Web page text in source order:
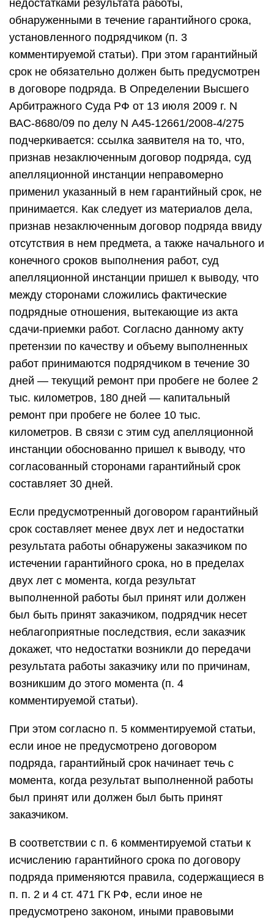
недостатками результата работы,
обнаруженными в течение гарантийного срока,
установленного подрядчиком (п. 3
комментируемой статьи). При этом гарантийный
срок не обязательно должен быть предусмотрен
в договоре подряда. В Определении Высшего
Арбитражного Суда РФ от 13 июля 2009 г. N
ВАС-8680/09 по делу N А45-12661/2008-4/275
подчеркивается: ссылка заявителя на то, что,
признав незаключенным договор подряда, суд
апелляционной инстанции неправомерно
применил указанный в нем гарантийный срок, не
принимается. Как следует из материалов дела,
признав незаключенным договор подряда ввиду
отсутствия в нем предмета, а также начального и
конечного сроков выполнения работ, суд
апелляционной инстанции пришел к выводу, что
между сторонами сложились фактические
подрядные отношения, вытекающие из акта
сдачи-приемки работ. Согласно данному акту
претензии по качеству и объему выполненных
работ принимаются подрядчиком в течение 30
дней — текущий ремонт при пробеге не более 2
тыс. километров, 180 дней — капитальный
ремонт при пробеге не более 10 тыс.
километров. В связи с этим суд апелляционной
инстанции обоснованно пришел к выводу, что
согласованный сторонами гарантийный срок
составляет 30 дней.
Если предусмотренный договором гарантийный
срок составляет менее двух лет и недостатки
результата работы обнаружены заказчиком по
истечении гарантийного срока, но в пределах
двух лет с момента, когда результат
выполненной работы был принят или должен
был быть принят заказчиком, подрядчик несет
неблагоприятные последствия, если заказчик
докажет, что недостатки возникли до передачи
результата работы заказчику или по причинам,
возникшим до этого момента (п. 4
комментируемой статьи).
При этом согласно п. 5 комментируемой статьи,
если иное не предусмотрено договором
подряда, гарантийный срок начинает течь с
момента, когда результат выполненной работы
был принят или должен был быть принят
заказчиком.
В соответствии с п. 6 комментируемой статьи к
исчислению гарантийного срока по договору
подряда применяются правила, содержащиеся в
п. п. 2 и 4 ст. 471 ГК РФ, если иное не
предусмотрено законом, иными правовыми